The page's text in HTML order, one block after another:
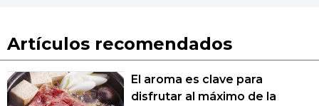
Artículos recomendados
El aroma es clave para
disfrutar al máximo de la